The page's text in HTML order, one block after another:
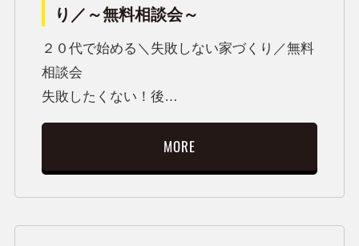
り／～無料相談会～
２０代で始める＼失敗しない家づくり／無料
相談会
失敗したくない！後…
MORE